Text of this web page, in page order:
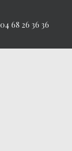
04 68 26 36 36